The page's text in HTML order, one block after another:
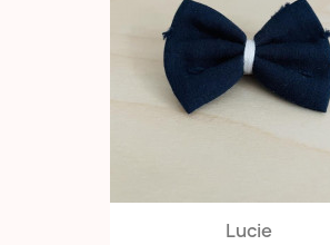
Lucie